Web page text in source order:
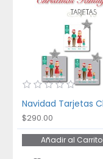
$290.00
Añadir al Carrito